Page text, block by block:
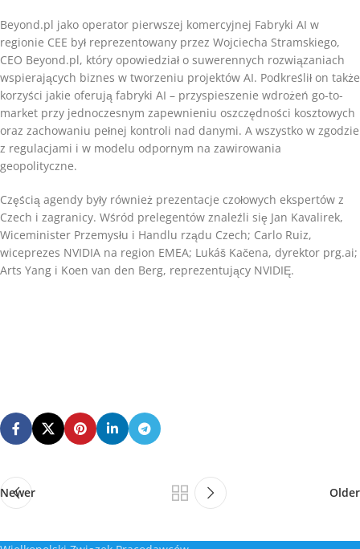
Beyond.pl jako operator pierwszej komercyjnej Fabryki AI w
regionie CEE był reprezentowany przez Wojciecha Stramskiego,
CEO Beyond.pl, który opowiedział o suwerennych rozwiązaniach
wspierających biznes w tworzeniu projektów AI. Podkreślił on także
korzyści jakie oferują fabryki AI – przyspieszenie wdrożeń go-to-
market przy jednoczesnym zapewnieniu oszczędności kosztowych
oraz zachowaniu pełnej kontroli nad danymi. A wszystko w zgodzie
z regulacjami i w modelu odpornym na zawirowania
geopolityczne.
Częścią agendy były również prezentacje czołowych ekspertów z
Czech i zagranicy. Wśród prelegentów znaleźli się Jan Kavalirek,
Wiceminister Przemysłu i Handlu rządu Czech; Carlo Ruiz,
wiceprezes NVIDIA na region EMEA; Lukáš Kačena, dyrektor prg.ai;
Arts Yang i Koen van den Berg, reprezentujący NVIDIĘ.
Newer Older